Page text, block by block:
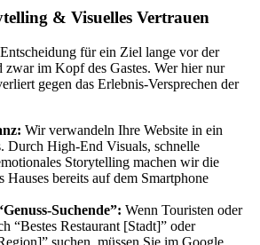
& Visuelles Vertrauen
für ein Ziel lange vor der
zwar im Kopf des Gastes. Wer hier nur
gegen das Erlebnis-Versprechen der
Wir verwandeln Ihre Website in ein
Durch High-End Visuals, schnelle
Storytelling machen wir die
Hauses bereits auf dem Smartphone
Suchende”: Wenn Touristen oder
“Bestes Restaurant [Stadt]” oder
suchen, müssen Sie im Google